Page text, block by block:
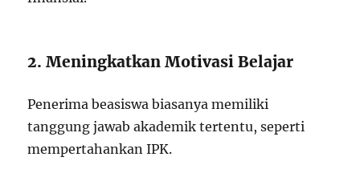
2. Meningkatkan Motivasi Belajar
Penerima beasiswa biasanya memiliki
tanggung jawab akademik tertentu, seperti
mempertahankan IPK.